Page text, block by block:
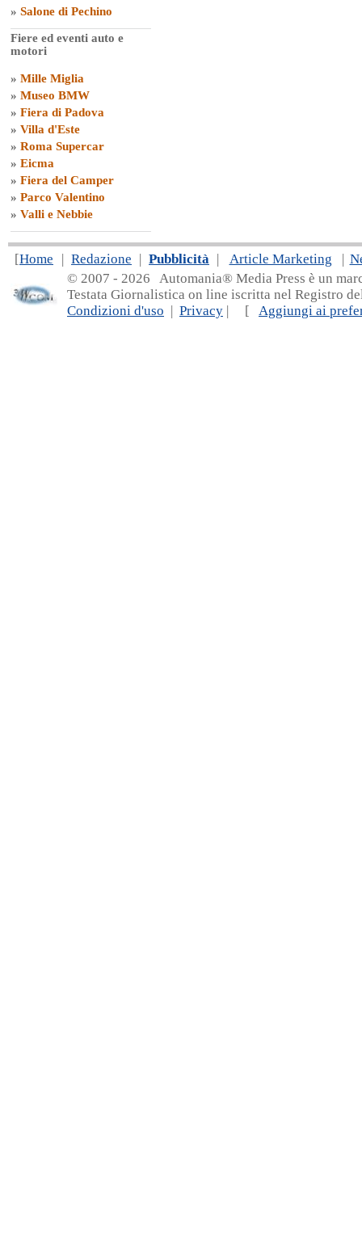
» Salone di Pechino
Fiere ed eventi auto e
motori
» Mille Miglia
» Museo BMW
» Fiera di Padova
» Villa d'Este
» Roma Supercar
» Eicma
» Fiera del Camper
» Parco Valentino
» Valli e Nebbie
[Home | Redazione | Pubblicità | Article Marketing |
© 2007 - 2026 Automania® Media Press è un
Testata Giornalistica on line iscritta nel Registro
Condizioni d'uso | Privacy | [ Aggiungi ai